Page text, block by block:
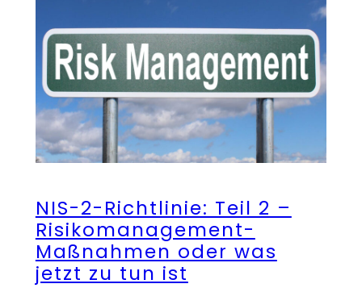
NIS-2-Richtlinie: Teil 2 –
Risikomanagement-
Maßnahmen oder was
jetzt zu tun ist